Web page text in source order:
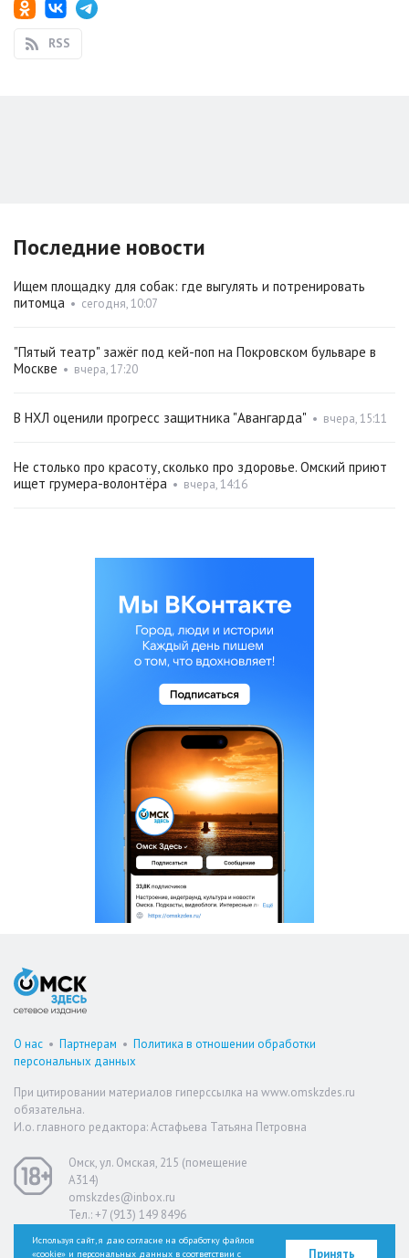
RSS
Последние новости
Ищем площадку для собак: где выгулять и потренировать
питомца • сегодня, 10:07
"Пятый театр" зажёг под кей-поп на Покровском бульваре в
Москве • вчера, 17:20
В НХЛ оценили прогресс защитника "Авангарда" • вчера, 15:11
Не столько про красоту, сколько про здоровье. Омский приют
ищет грумера-волонтёра • вчера, 14:16
О нас • Партнерам • Политика в отношении обработки
персональных данных
При цитировании материалов гиперссылка на www.omskzdes.ru
обязательна.
И.о. главного редактора: Астафьева Татьяна Петровна
Омск, ул. Омская, 215 (помещение
А314)
omskzdes@inbox.ru
Тел.: +7 (913) 149 8496
Используя сайт, я даю согласие на обработку файлов
«cookie» и персональных данных в соответствии с
Принять